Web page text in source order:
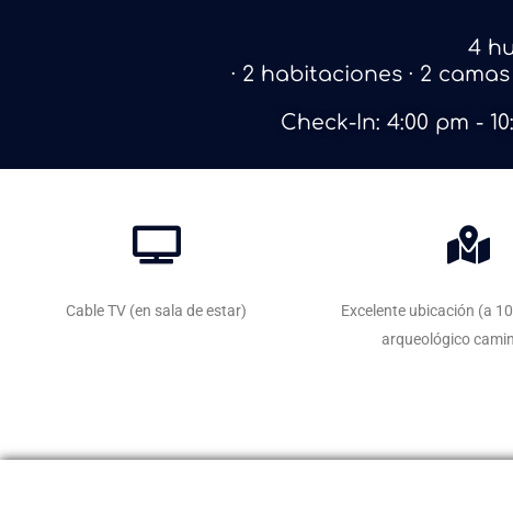
4
· 2 habitaciones · 2
Check-In: 4:00 pm -
Cable TV (en sala de estar)
Excelente ubicación (a
arqueológico